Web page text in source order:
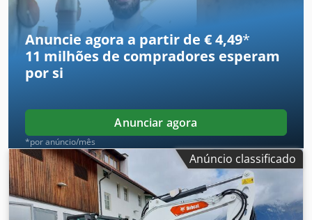
Anuncie agora a partir de € 4,49*
11 milhões de compradores esperam
por si
Anunciar agora
*por anúncio/mês
Anúncio classificado